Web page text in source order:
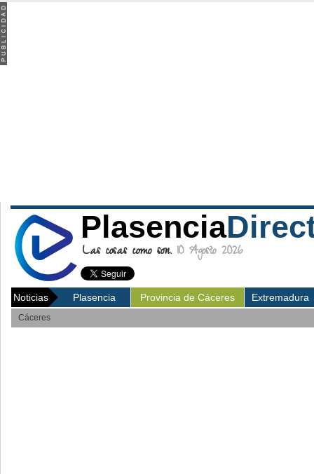
Plasencia
Las cosas como son. 10 Agosto 2026
Noticias Plasencia Provincia de Cáceres Extremadura
Cáceres